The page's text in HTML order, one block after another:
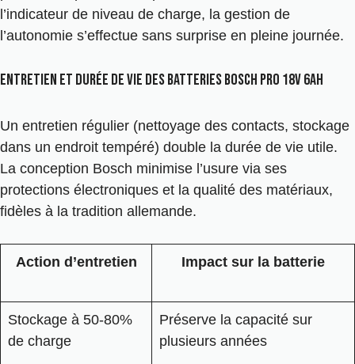
l’indicateur de niveau de charge, la gestion de
l’autonomie s’effectue sans surprise en pleine journée.
Entretien et durée de vie des batteries Bosch Pro 18V 6Ah
Un entretien régulier (nettoyage des contacts, stockage
dans un endroit tempéré) double la durée de vie utile.
La conception Bosch minimise l’usure via ses
protections électroniques et la qualité des matériaux,
fidèles à la tradition allemande.
Action d’entretien Impact sur la batterie
Stockage à 50-80%
de charge
Préserve la capacité sur
plusieurs années